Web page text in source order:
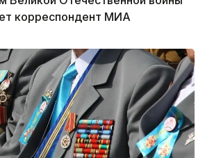
корреспондент МИА